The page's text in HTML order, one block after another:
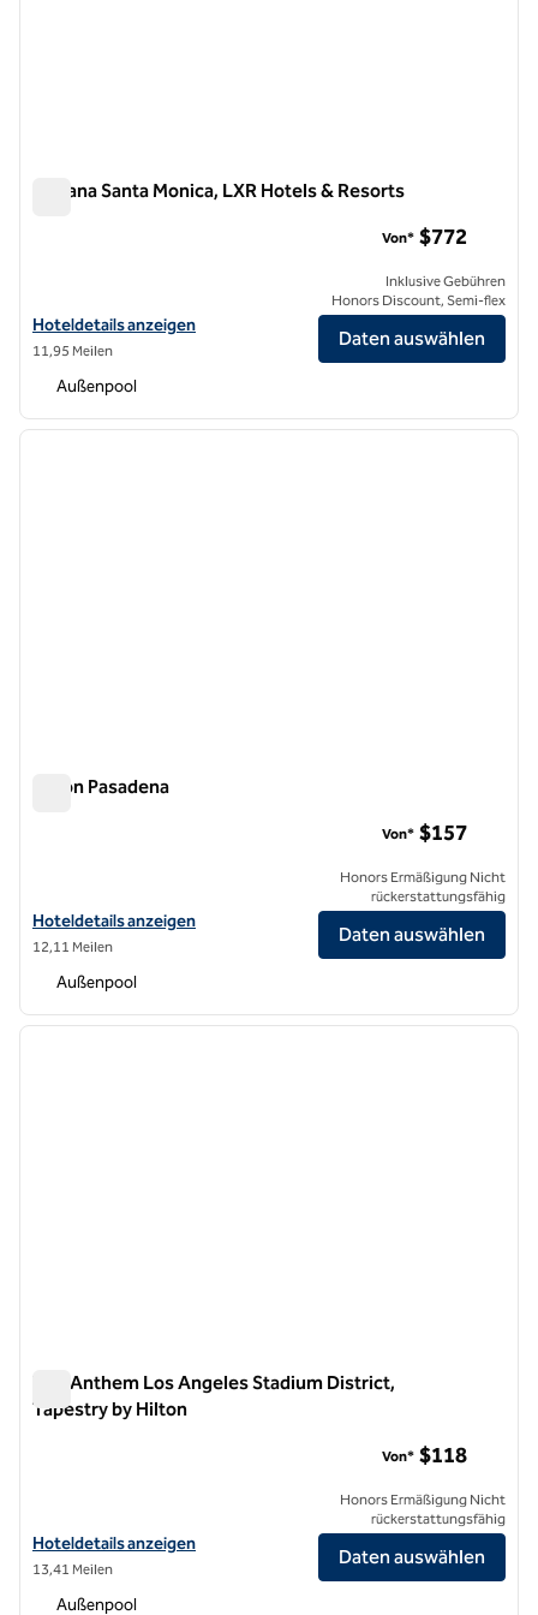
Oceana Santa Monica, LXR Hotels & Resorts
Hoteldetails für Oceana Santa Monica, LXR Hotels & Resorts
Hoteldetails anzeigen
11,95 Meilen
Von* $772
Inklusive Gebühren
Honors Discount, Semi-flex
Daten auswählen
Außenpool
1 von 12
Hilton Pasadena
Hoteldetails für Hilton Pasadena anzeigen
Hoteldetails anzeigen
12,11 Meilen
Von* $157
Honors Ermäßigung Nicht
rückerstattungsfähig
Daten auswählen
Außenpool
1 von 12
The Anthem Los Angeles Stadium District,
Tapestry by Hilton
Hoteldetails für The Anthem Los Angeles Stadium District,
Hoteldetails anzeigen
13,41 Meilen
Von* $118
Honors Ermäßigung Nicht
rückerstattungsfähig
Daten auswählen
Außenpool